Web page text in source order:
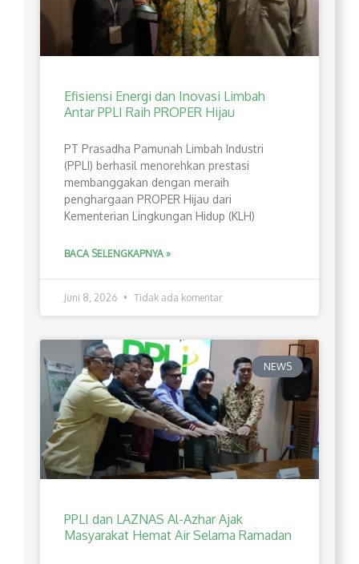
Efisiensi Energi dan Inovasi Limbah
Antar PPLI Raih PROPER Hijau
PT Prasadha Pamunah Limbah Industri
(PPLI) berhasil menorehkan prestasi
membanggakan dengan meraih
penghargaan PROPER Hijau dari
Kementerian Lingkungan Hidup (KLH)
BACA SELENGKAPNYA »
Juni 8, 2026 Tidak ada komentar
NEWS
PPLI dan LAZNAS Al-Azhar Ajak
Masyarakat Hemat Air Selama Ramadan